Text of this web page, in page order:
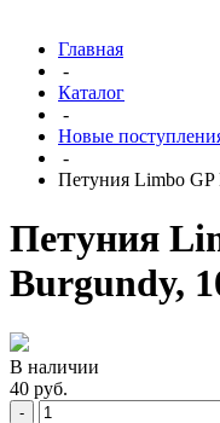
Главная
-
Каталог
-
Новые
-
Петуния Limbo GP
Петуния
Burgundy,
В наличии
40 руб.
-